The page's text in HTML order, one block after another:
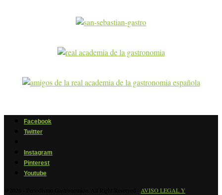
Facebook
Twitter
Instagram
Pinterest
Youtube
AVISO LEGAL Y